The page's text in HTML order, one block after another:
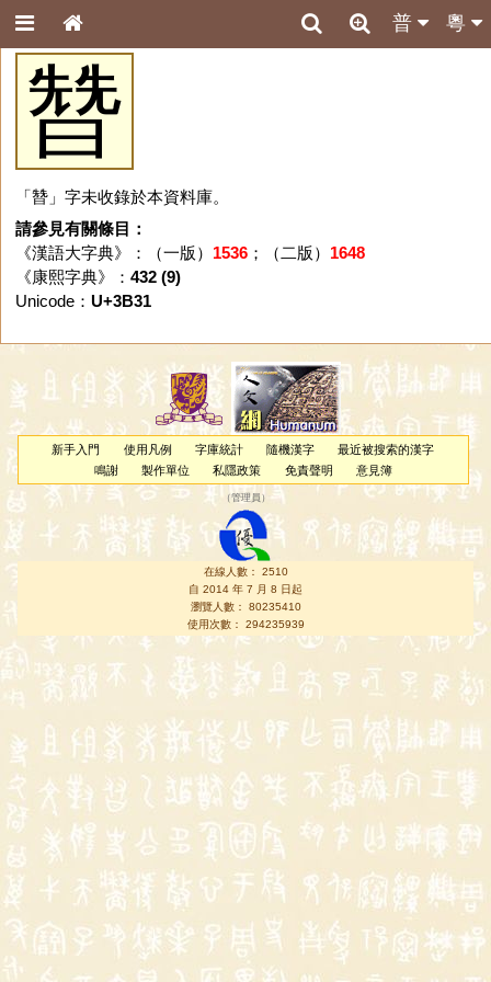
粵
普
㬱
「㬱」字未收錄於本資料庫。
請參見有關條目：
《漢語大字典》：（一版） 1536；（二版） 1648
《康熙字典》： 432 (9)
Unicode： U+3B31
新手入門 使用凡例 字庫統計 隨機漢字
最近被搜索的漢字
鳴謝
製作單位 私隱政策 免責聲明 意見簿
（管理員 ）
在線人數： 2510
自 2014 年 7 月 8 日起
瀏覽人數： 80235410
使用次數： 294235939